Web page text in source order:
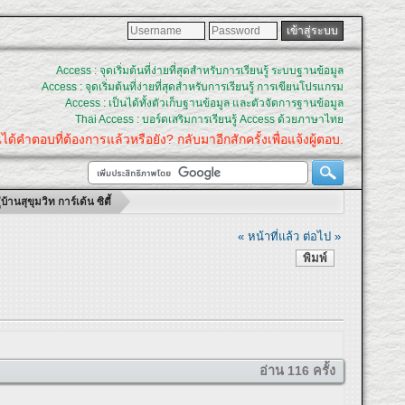
Access : จุดเริ่มต้นที่ง่ายที่สุดสำหรับการเรียนรู้ ระบบฐานข้อมูล
Access : จุดเริ่มต้นที่ง่ายที่สุดสำหรับการเรียนรู้ การเขียนโปรแกรม
Access : เป็นได้ทั้งตัวเก็บฐานข้อมูล และตัวจัดการฐานข้อมูล
Thai Access : บอร์ดเสริมการเรียนรู้ Access ด้วยภาษาไทย
อบที่ต้องการแล้วหรือยัง? กลับมาอีกสักครั้งเพื่อแจ้งผู้ตอบ.
านสุขุมวิท การ์เด้น ซิตี้
« หน้าที่แล้ว ต่อไป »
พิมพ์
อ่าน 116 ครั้ง